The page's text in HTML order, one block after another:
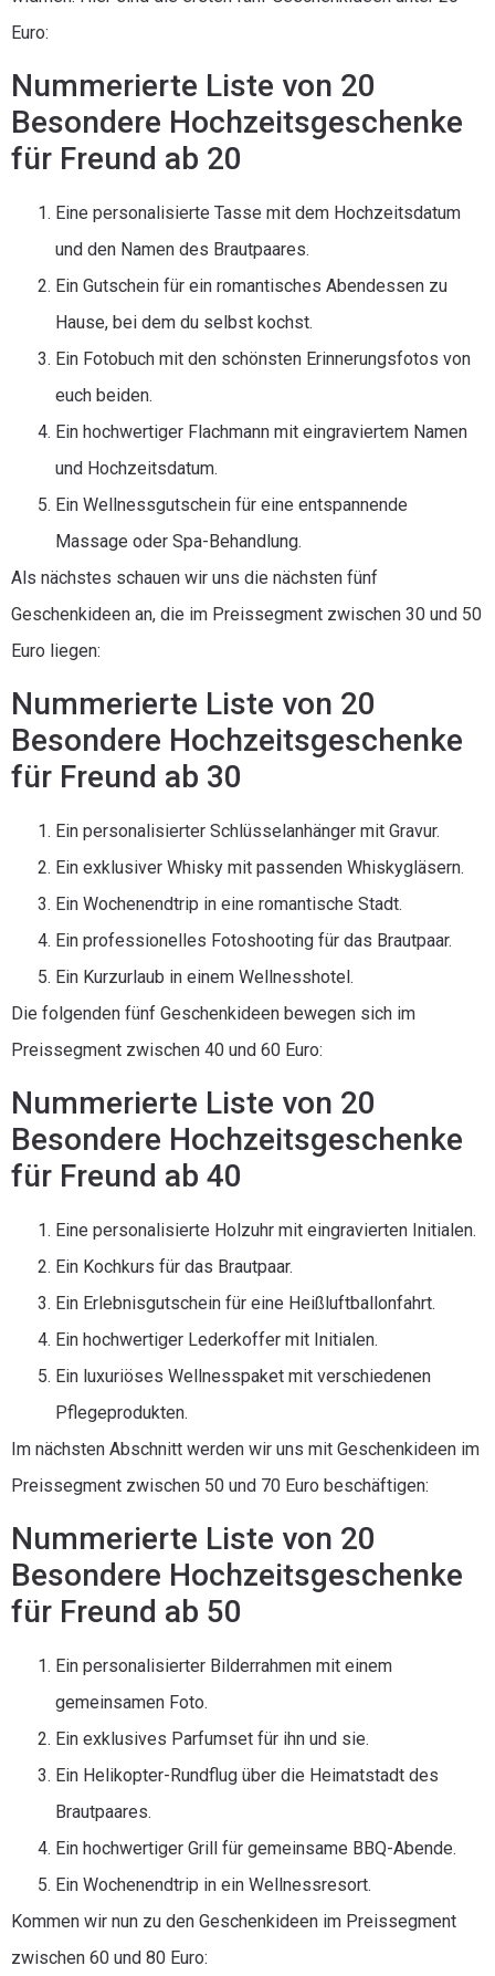
Euro:
Nummerierte Liste von 20
Besondere Hochzeitsgeschenke
für Freund ab 20
Eine personalisierte Tasse mit dem Hochzeitsdatum
und den Namen des Brautpaares.
Ein Gutschein für ein romantisches Abendessen zu
Hause, bei dem du selbst kochst.
Ein Fotobuch mit den schönsten Erinnerungsfotos von
euch beiden.
Ein hochwertiger Flachmann mit eingraviertem Namen
und Hochzeitsdatum.
Ein Wellnessgutschein für eine entspannende
Massage oder Spa-Behandlung.
Als nächstes schauen wir uns die nächsten fünf
Geschenkideen an, die im Preissegment zwischen 30 und 50
Euro liegen:
Nummerierte Liste von 20
Besondere Hochzeitsgeschenke
für Freund ab 30
Ein personalisierter Schlüsselanhänger mit Gravur.
Ein exklusiver Whisky mit passenden Whiskygläsern.
Ein Wochenendtrip in eine romantische Stadt.
Ein professionelles Fotoshooting für das Brautpaar.
Ein Kurzurlaub in einem Wellnesshotel.
Die folgenden fünf Geschenkideen bewegen sich im
Preissegment zwischen 40 und 60 Euro:
Nummerierte Liste von 20
Besondere Hochzeitsgeschenke
für Freund ab 40
Eine personalisierte Holzuhr mit eingravierten Initialen.
Ein Kochkurs für das Brautpaar.
Ein Erlebnisgutschein für eine Heißluftballonfahrt.
Ein hochwertiger Lederkoffer mit Initialen.
Ein luxuriöses Wellnesspaket mit verschiedenen
Pflegeprodukten.
Im nächsten Abschnitt werden wir uns mit Geschenkideen im
Preissegment zwischen 50 und 70 Euro beschäftigen:
Nummerierte Liste von 20
Besondere Hochzeitsgeschenke
für Freund ab 50
Ein personalisierter Bilderrahmen mit einem
gemeinsamen Foto.
Ein exklusives Parfumset für ihn und sie.
Ein Helikopter-Rundflug über die Heimatstadt des
Brautpaares.
Ein hochwertiger Grill für gemeinsame BBQ-Abende.
Ein Wochenendtrip in ein Wellnessresort.
Kommen wir nun zu den Geschenkideen im Preissegment
zwischen 60 und 80 Euro: